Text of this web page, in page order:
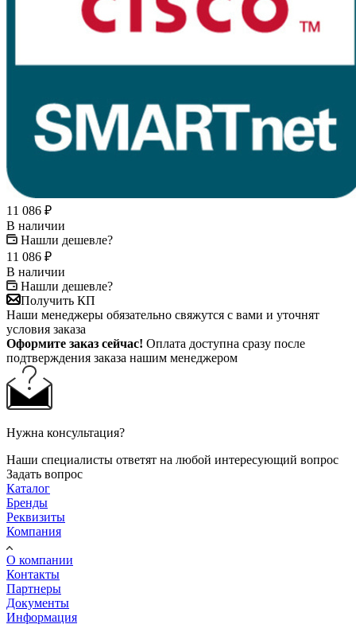
11 086 ₽
В наличии
Нашли дешевле?
11 086 ₽
В наличии
Нашли дешевле?
Получить КП
Наши менеджеры обязательно свяжутся с вами и уточнят
условия заказа
Оформите заказ сейчас! Оплата доступна сразу после
подтверждения заказа нашим менеджером
Нужна консультация?
Наши специалисты ответят на любой интересующий вопрос
Задать вопрос
Каталог
Бренды
Реквизиты
Компания
О компании
Контакты
Партнеры
Документы
Информация